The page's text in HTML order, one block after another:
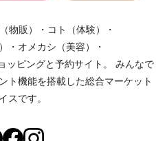
物販） ・ コト（体験）
・
・ オメカシ（美容）
・
ッピングと予約サイト。
みんなで
ト機能を搭載した総合マーケット
スです。